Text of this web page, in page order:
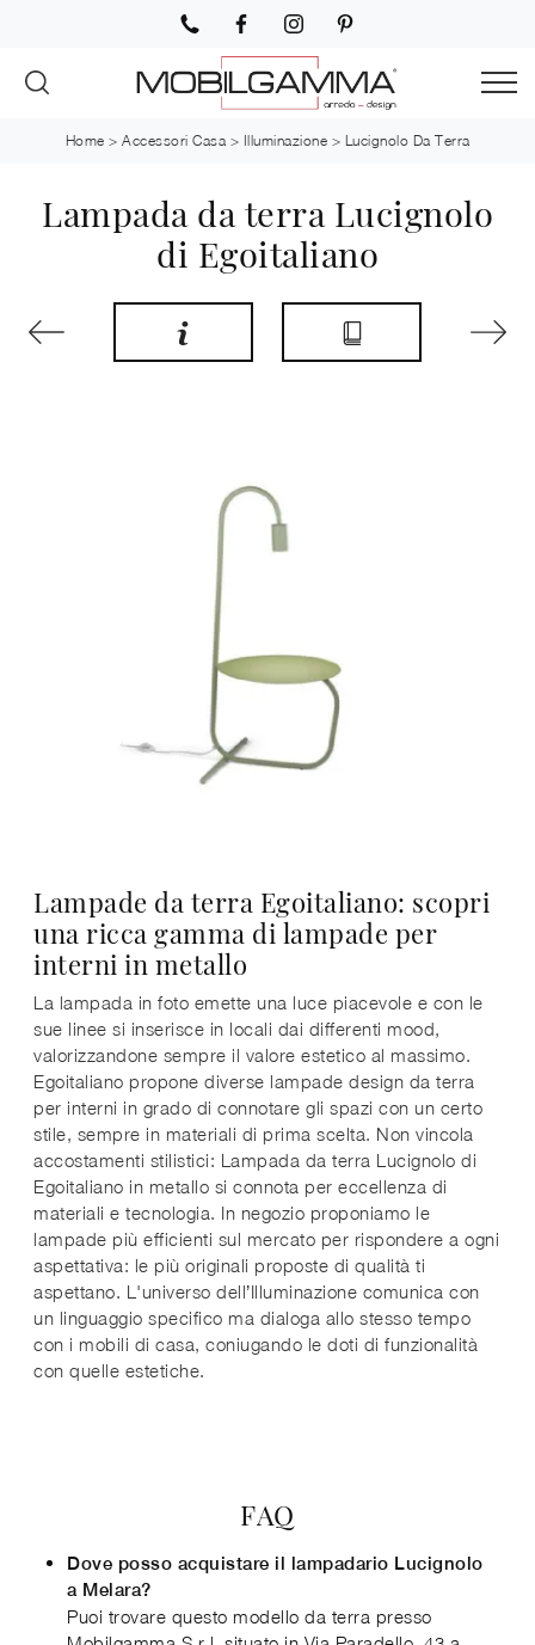
Home > Accessori Casa > Illuminazione > Lucignolo Da Terra
Lampada da terra Lucignolo
di Egoitaliano
Lampade da terra Egoitaliano: scopri
una ricca gamma di lampade per
interni in metallo
La lampada in foto emette una luce piacevole e con le
sue linee si inserisce in locali dai differenti mood,
valorizzandone sempre il valore estetico al massimo.
Egoitaliano propone diverse lampade design da terra
per interni in grado di connotare gli spazi con un certo
stile, sempre in materiali di prima scelta. Non vincola
accostamenti stilistici: Lampada da terra Lucignolo di
Egoitaliano in metallo si connota per eccellenza di
materiali e tecnologia. In negozio proponiamo le
lampade più efficienti sul mercato per rispondere a ogni
aspettativa: le più originali proposte di qualità ti
aspettano. L'universo dell’Illuminazione comunica con
un linguaggio specifico ma dialoga allo stesso tempo
con i mobili di casa, coniugando le doti di funzionalità
con quelle estetiche.
FAQ
Dove posso acquistare il lampadario Lucignolo
a Melara?
Puoi trovare questo modello da terra presso